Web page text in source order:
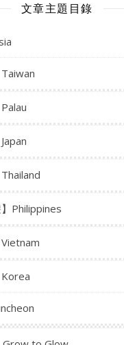
文章主題目錄
Taiwan
Thailand
】Philippines
Vietnam
Korea